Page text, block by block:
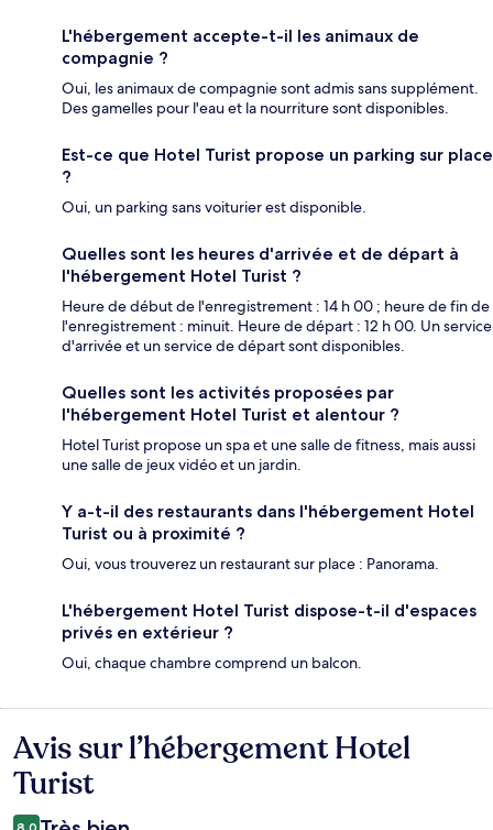
L'hébergement accepte-t-il les animaux de
compagnie ?
Oui, les animaux de compagnie sont admis sans supplément.
Des gamelles pour l'eau et la nourriture sont disponibles.
Est-ce que Hotel Turist propose un parking sur place
?
Oui, un parking sans voiturier est disponible.
Quelles sont les heures d'arrivée et de départ à
l'hébergement Hotel Turist ?
Heure de début de l'enregistrement : 14 h 00 ; heure de fin de
l'enregistrement : minuit. Heure de départ : 12 h 00. Un service
d'arrivée et un service de départ sont disponibles.
Quelles sont les activités proposées par
l'hébergement Hotel Turist et alentour ?
Hotel Turist propose un spa et une salle de fitness, mais aussi
une salle de jeux vidéo et un jardin.
Y a-t-il des restaurants dans l'hébergement Hotel
Turist ou à proximité ?
Oui, vous trouverez un restaurant sur place : Panorama.
L'hébergement Hotel Turist dispose-t-il d'espaces
privés en extérieur ?
Oui, chaque chambre comprend un balcon.
Avis
Avis sur l’hébergement Hotel
Turist